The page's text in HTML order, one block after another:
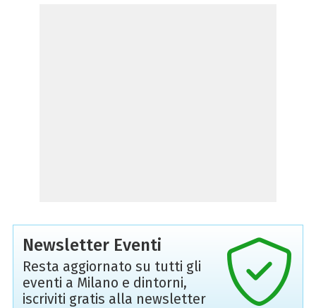
Newsletter Eventi
Resta aggiornato su tutti gli
eventi a Milano e dintorni,
iscriviti gratis alla newsletter